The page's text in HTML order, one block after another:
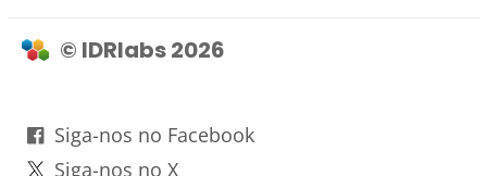
© IDRlabs 2026
Siga-nos no Facebook
Siga-nos no X